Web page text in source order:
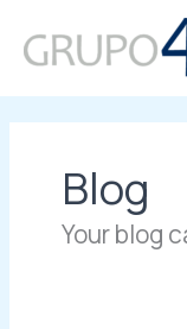
contenido
Blog
Your blog